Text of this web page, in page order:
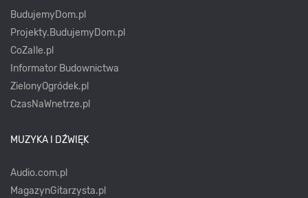
BudujemyDom.pl
Projekty.BudujemyDom.pl
CoZaIle.pl
Informator Budownictwa
ZielonyOgródek.pl
CzasNaWnetrze.pl
MUZYKA I DŹWIĘK
Audio.com.pl
MagazynGitarzysta.pl